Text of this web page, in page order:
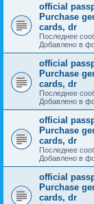
official
Purchase
cards, dr
Последнее
Добавлено в
official
Purchase
cards, dr
Последнее
Добавлено в
official
Purchase
cards, dr
Последнее
Добавлено в
official
Purchase
cards, dr